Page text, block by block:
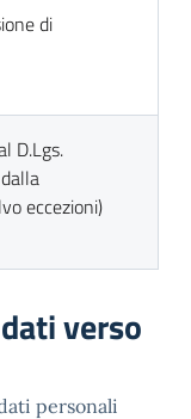
di
D.Lgs.
eccezioni)
verso
personali